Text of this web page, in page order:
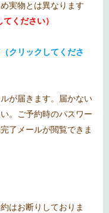
実物とは異なります
ください）
クリックしてくださ
が届きます。届かない
。ご予約時のパスワー
了メールが閲覧できま
はお断りしておりま